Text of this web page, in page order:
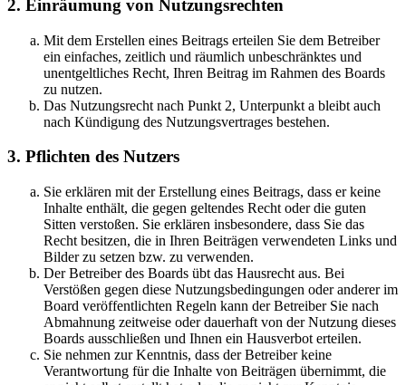
2. Einräumung von Nutzungsrechten
Mit dem Erstellen eines Beitrags erteilen Sie dem Betreiber
ein einfaches, zeitlich und räumlich unbeschränktes und
unentgeltliches Recht, Ihren Beitrag im Rahmen des Boards
zu nutzen.
Das Nutzungsrecht nach Punkt 2, Unterpunkt a bleibt auch
nach Kündigung des Nutzungsvertrages bestehen.
3. Pflichten des Nutzers
Sie erklären mit der Erstellung eines Beitrags, dass er keine
Inhalte enthält, die gegen geltendes Recht oder die guten
Sitten verstoßen. Sie erklären insbesondere, dass Sie das
Recht besitzen, die in Ihren Beiträgen verwendeten Links und
Bilder zu setzen bzw. zu verwenden.
Der Betreiber des Boards übt das Hausrecht aus. Bei
Verstößen gegen diese Nutzungsbedingungen oder anderer im
Board veröffentlichten Regeln kann der Betreiber Sie nach
Abmahnung zeitweise oder dauerhaft von der Nutzung dieses
Boards ausschließen und Ihnen ein Hausverbot erteilen.
Sie nehmen zur Kenntnis, dass der Betreiber keine
Verantwortung für die Inhalte von Beiträgen übernimmt, die